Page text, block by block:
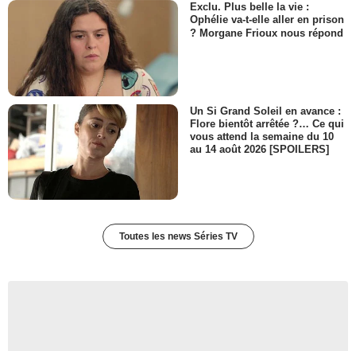
Exclu. Plus belle la vie :
Ophélie va-t-elle aller en prison
? Morgane Frioux nous répond
Un Si Grand Soleil en avance :
Flore bientôt arrêtée ?… Ce qui
vous attend la semaine du 10
au 14 août 2026 [SPOILERS]
Toutes les news Séries TV